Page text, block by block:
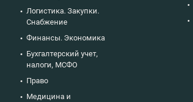
Логистика. Закупки.
Снабжение
Финансы. Экономика
Бухгалтерский учет,
налоги, МСФО
Право
Медицина и